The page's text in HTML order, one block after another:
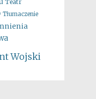
Teatr
Tłumaczenie
Wojski